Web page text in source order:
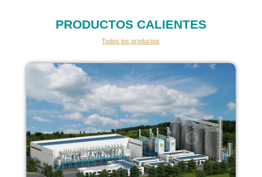
PRODUCTOS CALIENTES
Todos los productos